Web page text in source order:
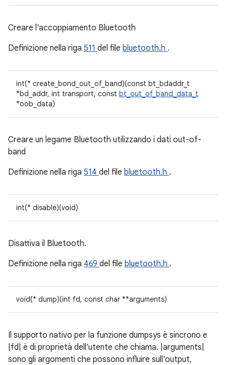
Creare l'accoppiamento Bluetooth
Definizione nella riga 511 del file bluetooth.h .
int(* create_bond_out_of_band)(const bt_bdaddr_t
*bd_addr, int transport, const bt_out_of_band_data_t
*oob_data)
Creare un legame Bluetooth utilizzando i dati out-of-
band
Definizione nella riga 514 del file bluetooth.h .
int(* disable)(void)
Disattiva il Bluetooth.
Definizione nella riga 469 del file bluetooth.h .
void(* dump)(int fd, const char **arguments)
Il supporto nativo per la funzione dumpsys è sincrono e
|fd| è di proprietà dell'utente che chiama. |arguments|
sono gli argomenti che possono influire sull'output,